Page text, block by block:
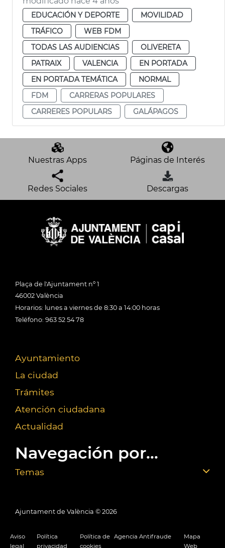
EDUCACIÓN Y DEPORTE
MOVILIDAD
TRÁFICO
WEB FDM
TODAS LAS AUDIENCIAS
OLIVERETA
PATRAIX
VALENCIA
EN PORTADA
EN PORTADA TEMÁTICA
NORMAL
FDM
CARRERAS POPULARES
CARRERES POPULARS
GALÁPAGOS
Nuestras Apps Páginas de Interés
Redes Sociales Descargas
Plaça de l'Ajuntament nº 1
46002 València
Horarios: lunes a viernes de 8:30 a 14:00 horas
Teléfono: 963 52 54 78
Ayuntamiento
La ciudad
Trámites
Atención ciudadana
Actualidad
Navegación por...
Temas
Ajuntament de València © 2026
Aviso
legal
Política
privacidad
Política de
cookies
Agencia Antifraude
Mapa
Web